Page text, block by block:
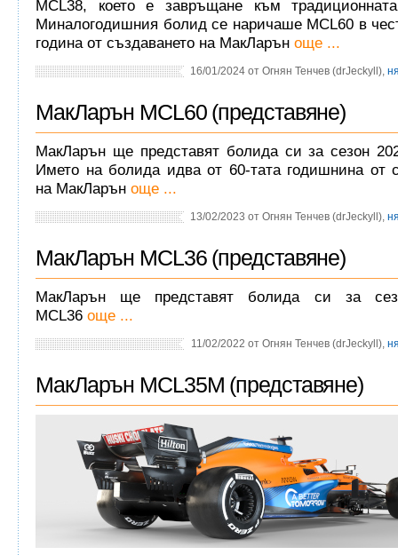
MCL38, което е завръщане към
Миналогодишния болид се наричаше MCL60 в
година от създаването на МакЛарън още ...
16/01/2024 от Огнян Тенчев (drJeckyll),
МакЛарън MCL60 (представяне)
МакЛарън ще представят болида си за сезон
Името на болида идва от 60-тата годишнина от
на МакЛарън още ...
13/02/2023 от Огнян Тенчев (drJeckyll),
МакЛарън MCL36 (представяне)
МакЛарън ще представят болида си за
MCL36 още ...
11/02/2022 от Огнян Тенчев (drJeckyll),
МакЛарън MCL35M (представяне)